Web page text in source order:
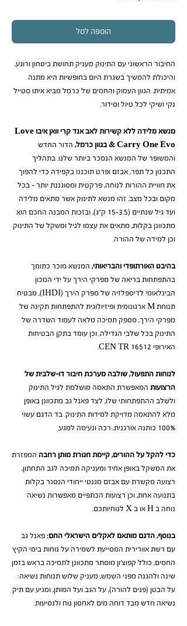
הוספה לסל
החיבור הראשוני עם התינוק מעניק תחושת ביטחון ורוגע,
והיכולת להמשיך בשגרת היום בחופשיות היא מתנה
אמיתית. הגוון העמוק והחמים של כרמל מביא איתו סטייל
נקי ושיקי לכל טיול וסידור.
מנשא מלידה ללא קשירות לאב אנד קרי וואן איבו Love
& Carry One Evo בגוון כרמל,
הדור החדש
והמשופר של המנשא הנמכר ביותר שלנו. בתהליך
התכנון כל תפר, אבזם ופרט תוכננו בקפידה כדי להפוך
את חוויית ההורות לנוחה, פרקטית ומסוגננת יותר – בכל
מקום ובכל מצב. זהו מנשא לתינוק אשר מתאים מלידה
ועד גיל שנתיים (3.5–15 ק"ג), ובזכות המבנה החכם הוא
מתכוונן בקלות, מתאים את עצמו לגיל ומשקל של התינוק
וכן למידה של ההורה.
בהיבט האורתופדי והבריאותי, המנשא מוכר כתומך
בהתפתחות בריאה של מפרקי הירך על ידי המכון
הבינלאומי לדיספלזיה של מפרק הירך (IHDI), מבטיח
תנוחת M ארגונומית ופיזיולוגית להתפתחות תקינה של
מפרקי הירך, מספק תמיכה מלאה לעמוד השדרה של
התינוק בכל שלבי הגדילה, וכן עומד בתקן הבטיחות
האירופי CEN TR 16512.
לנוחות התפעול, שולבה מערכת חיבור דו-שלבית של
הרצועות המאפשרת התאמה מושלמת לגיל התינוק
ולשלב ההתפתחותי שלו, לצד פאנל גב מתכוונן באופן
מלא להתאמה מדויקת למידות התינוק. בד הדגם עשוי
100% כותנה אורגנית, רכה ונעימה למגע.
כדי להקל על ההורים, קיימת חגורת מותן רחבה המפזרת
את המשקל באופן אחיד ומעניקה תמיכה לגב התחתון,
רצועה מקשרת עם אבזם מגנטי ייחודי הנסגר בקלות
בתנועה אחת, וכן רצועות הכתפיים מאפשרות נשיאה
נוחה ב H או ב X לנוחיותכם.
בנוסף, הדגם מותאם לאקלים הישראלי החם: פאנל גב
עם רשת אוורירית המסייעת לשמירה על נוחות בימי הקיץ
החמים, כולל קפוצ'ון מוסתר מתכוונן לתמיכה בראש בזמן
שינה ולהגנה מפני השמש, מעניק שלוש תנוחות נשיאה:
על הבטן (פנים להורה), על הגב ועל המותן, ומגיע עם תיק
נשיאה חדש מבד דוחה מים לאחסון נוח ולנסיעות.